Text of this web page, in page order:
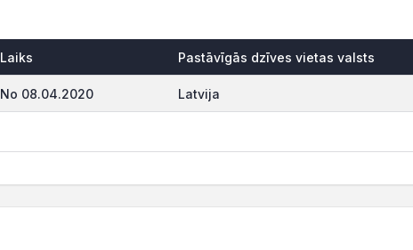
Laiks Pastāvīgās dzīves vietas valsts
No 08.04.2020 Latvija